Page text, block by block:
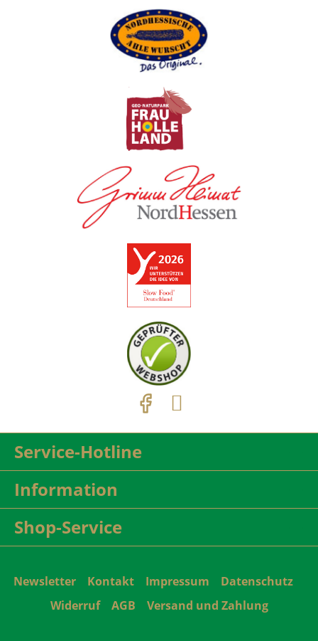
Service-Hotline
Information
Shop-Service
Newsletter Kontakt Impressum
Datenschutz
Widerruf
AGB Versand und Zahlung